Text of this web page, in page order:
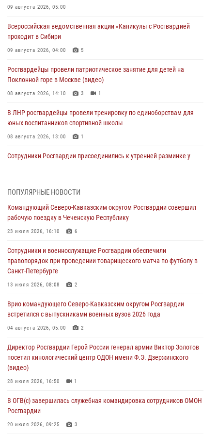
09 августа 2026, 05:00
Всероссийская ведомственная акции «Каникулы с Росгвардией
проходит в Сибири
09 августа 2026, 04:00 5
Росгвардейцы провели патриотическое занятие для детей на
Поклонной горе в Москве (видео)
08 августа 2026, 14:10 3 1
В ЛНР росгвардейцы провели тренировку по единоборствам для
юных воспитанников спортивной школы
08 августа 2026, 13:00 1
Сотрудники Росгвардии присоединились к утренней разминке у
в честь юбилея ведомства
08 августа 2026, 09:03
медицины с учетом опыта СВО
08 августа 2026, 09:00 2
В Кабардино-Балкарии сотрудники Росгвардии провели турнир по
08 августа 2026, 07:00
Военнослужащие Софринской бригады Росгвардии встретились с
дорогой к Победе в СВО» (видео)
2 1
ПОПУЛЯРНЫЕ НОВОСТИ
Командующий Северо-Кавказским округом Росгвардии совершил
рабочую поездку в Чеченскую Республику
23 июля 2026, 16:10 6
Сотрудники и военнослужащие Росгвардии обеспечили
правопорядок при проведении товарищеского матча по футболу в
Санкт-Петербурге
13 июля 2026, 08:08 2
Врио командующего Северо-Кавказским округом Росгвардии
встретился с выпускниками военных вузов 2026 года
04 августа 2026, 05:00 2
Директор Росгвардии Герой России генерал армии Виктор Золотов
посетил кинологический центр ОДОН имени Ф.Э. Дзержинского
(видео)
28 июля 2026, 16:50 1
В ОГВ(с) завершилась служебная командировка сотрудников ОМОН
Росгвардии
20 июля 2026, 09:25 3